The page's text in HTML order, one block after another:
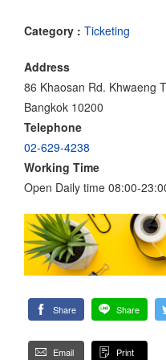
Category : Ticketing
Address
86 Khaosan Rd. Khwaeng
Bangkok 10200
Telephone
02-629-4238
Working Time
Open Daily time 08:00-
Share Share
Email Print